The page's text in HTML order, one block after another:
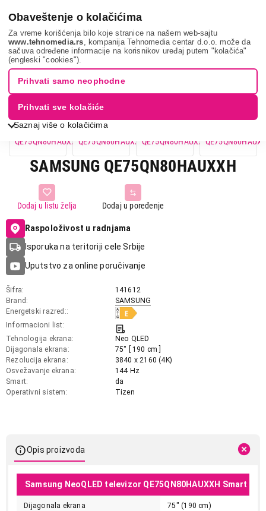
Obaveštenje o kolačićima
Za vreme korišćenja bilo koje stranice na našem web-sajtu
www.tehnomedia.rs , kompanija Tehnomedia centar d.o.o. može da
sačuva određene informacije na korisnikov uređaj putem "kolačića"
(engleski "cookies").
Saznaj više o kolačićima
Prihvati samo neophodne
Prihvati sve kolačiće
Samsung qe75qn8...
SAMSUNG QE75QN80HAUXXH
Dodaj u poređenje
Dodaj u listu želja
Raspoloživost u radnjama
Isporuka na teritoriji cele Srbije
Uputstvo za online poručivanje
Šifra
141612
Brand
SAMSUNG
Energetski razred:
Informacioni list
Tehnologija ekrana
Neo QLED
Dijagonala ekrana
75" [ 190 cm ]
Rezolucija ekrana
3840 x 2160 (4K)
Osvežavanje ekrana
144 Hz
Smart
da
Operativni sistem
Tizen
Opis proizvoda
Samsung NeoQLED televizor QE75QN80HAUXXH Smart 4K
Dijagonala ekrana 75" (190 cm)